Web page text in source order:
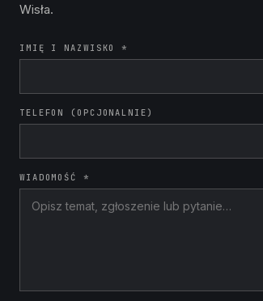
Wisła.
IMIĘ I NAZWISKO *
TELEFON (OPCJONALNIE)
WIADOMOŚĆ *